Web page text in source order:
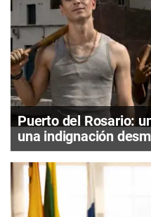
Puerto del Rosario:
una indignación